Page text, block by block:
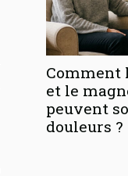
Comment
et le
peuvent
douleurs ?